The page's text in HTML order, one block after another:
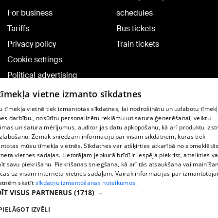
For business
Tariffs
Privacy policy
Cookie settings
Political advertising
Cookie policy
Commenting terms
schedules
Bus tickets
Train tickets
TV program
Contract rules
360 Ziņu kontakti
Helio Media
Vortal assistance service: e-mail -
vietne izmanto sīkdatnes
tīmekļa vietnē tiek izmantotas sīkdatnes, lai nodrošinātu un uzlabotu
darbību., nosūtītu personalizētu reklāmu un satura ģenerēšanai, veiktu
un satura mērījumus, auditorijas datu apkopošanu, kā arī produktu
Zemāk sniedzam informāciju par visām sīkdatnēm, kuras tiek
mūsu tīmekļa vietnēs. Sīkdatnes var atšķirties atkarībā no
vietnes sadaļas. Lietotājam jebkurā brīdī ir iespēja piekrist, atteikties
savu piekrišanu. Piekrišanas sniegšana, kā arī tās atsaukšana vai
uz visām interneta vietnes sadaļām. Vairāk informācijas par
skatīt sīkdatņu izmantošanas noteikumos.
VISUS PARTNERUS (1718) →
IZVĒLI